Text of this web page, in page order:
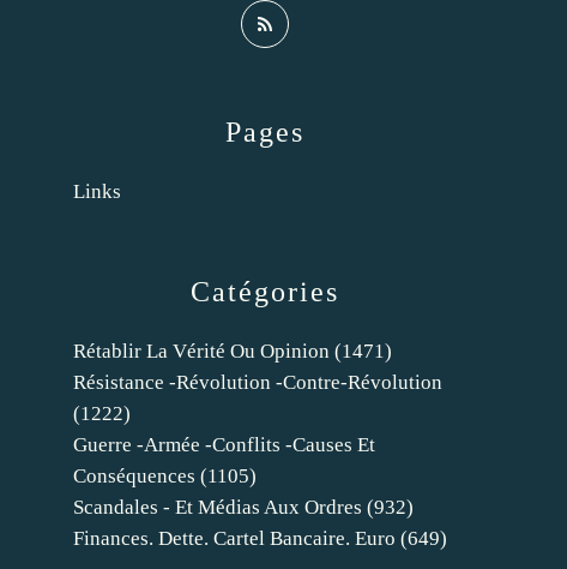
Catégories
Rétablir La Vérité Ou Opinion (1471)
Résistance -révolution -contre-Révolution
(1222)
Guerre -armée -conflits -causes Et
Conséquences (1105)
Scandales - Et Médias Aux Ordres (932)
Finances. Dette. Cartel Bancaire. Euro (649)
Pages
Links